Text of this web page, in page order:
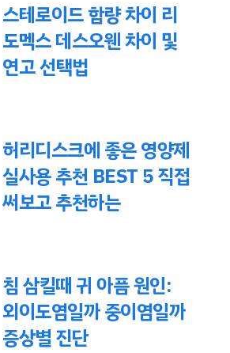
스테로이드 함량 차이 리
도멕스 데스오웬 차이 및
연고 선택법
허리디스크에 좋은 영양제
실사용 추천 BEST 5 직접
써보고 추천하는
침 삼킬때 귀 아픔 원인:
외이도염일까 중이염일까
증상별 진단